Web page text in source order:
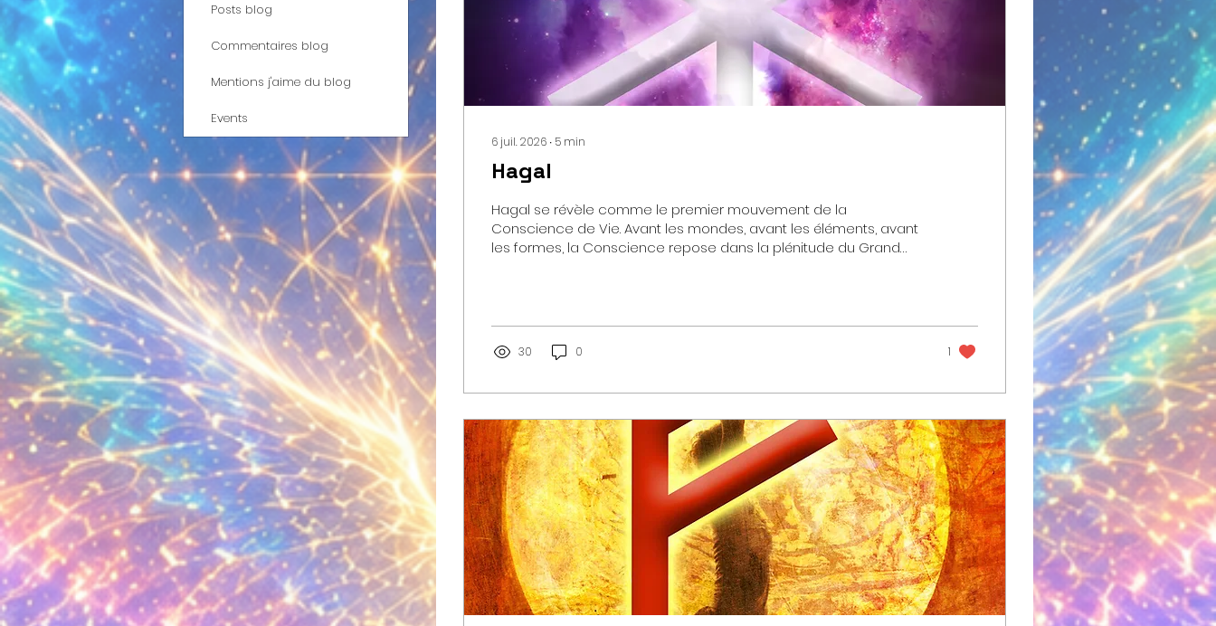
6 juil. 2026 ∙ 5 min
Hagal
Hagal se révèle comme le premier mouvement de la
Conscience de Vie. Avant les mondes, avant les éléments, avant
les formes, la Conscience repose dans la plénitude du Grand
Primordiale. Elle représente le premier battement du Cœur de
l'Univers, l'instant où la Conscience entre dans le mouvement ...
30 0 1
Posts blog
Commentaires blog
Mentions j'aime du blog
Events